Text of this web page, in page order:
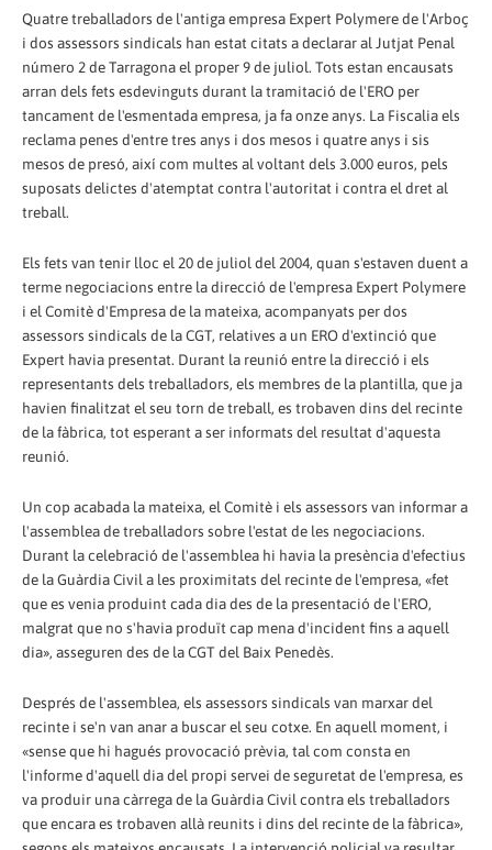
Quatre treballadors de l'antiga empresa Expert Polymere de l'Arboç
i dos assessors sindicals han estat citats a declarar al Jutjat Penal
número 2 de Tarragona el proper 9 de juliol. Tots estan encausats
arran dels fets esdevinguts durant la tramitació de l'ERO per
tancament de l'esmentada empresa, ja fa onze anys. La Fiscalia els
reclama penes d'entre tres anys i dos mesos i quatre anys i sis
mesos de presó, així com multes al voltant dels 3.000 euros, pels
suposats delictes d'atemptat contra l'autoritat i contra el dret al
treball.
Els fets van tenir lloc el 20 de juliol del 2004, quan s'estaven duent a
terme negociacions entre la direcció de l'empresa Expert Polymere
i el Comitè d'Empresa de la mateixa, acompanyats per dos
assessors sindicals de la CGT, relatives a un ERO d'extinció que
Expert havia presentat. Durant la reunió entre la direcció i els
representants dels treballadors, els membres de la plantilla, que ja
havien finalitzat el seu torn de treball, es trobaven dins del recinte
de la fàbrica, tot esperant a ser informats del resultat d'aquesta
reunió.
Un cop acabada la mateixa, el Comitè i els assessors van informar a
l'assemblea de treballadors sobre l'estat de les negociacions.
Durant la celebració de l'assemblea hi havia la presència d'efectius
de la Guàrdia Civil a les proximitats del recinte de l'empresa, «fet
que es venia produint cada dia des de la presentació de l'ERO,
malgrat que no s'havia produït cap mena d'incident fins a aquell
dia», asseguren des de la CGT del Baix Penedès.
Després de l'assemblea, els assessors sindicals van marxar del
recinte i se'n van anar a buscar el seu cotxe. En aquell moment, i
«sense que hi hagués provocació prèvia, tal com consta en
l'informe d'aquell dia del propi servei de seguretat de l'empresa, es
va produir una càrrega de la Guàrdia Civil contra els treballadors
que encara es trobaven allà reunits i dins del recinte de la fàbrica»,